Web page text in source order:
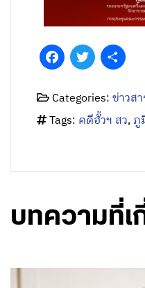
FacebookTwitter
Categories:ข่าวส
Tags: คดีฮั้วฯ สว,ภู
บทความที่เ